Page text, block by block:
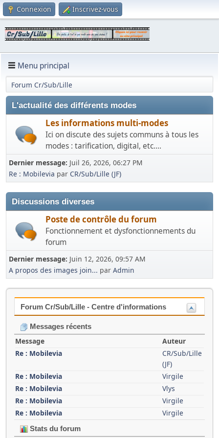
Connexion Inscrivez-vous
Menu principal
Forum Cr/Sub/Lille
L'actualité des différents modes
Les informations multi-modes
Ici on discute des sujets communs à tous les
modes : tarification, digital, etc....
Dernier message: Juil 26, 2026, 06:27 PM
Re : Mobilevia par CR/Sub/Lille (JF)
Discussions diverses
Poste de contrôle du forum
Fonctionnement et dysfonctionnements du
forum
Dernier message: Juin 12, 2026, 09:57 AM
A propos des images join... par Admin
Forum Cr/Sub/Lille - Centre d'informations
Messages récents
Message
Auteur
Re : Mobilevia
CR/Sub/Lille
(JF)
Re : Mobilevia
Virgile
Re : Mobilevia
Vlys
Re : Mobilevia
Virgile
Re : Mobilevia
Virgile
Stats du forum